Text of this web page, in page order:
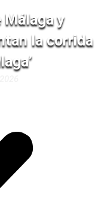
Málaga y
la corrida